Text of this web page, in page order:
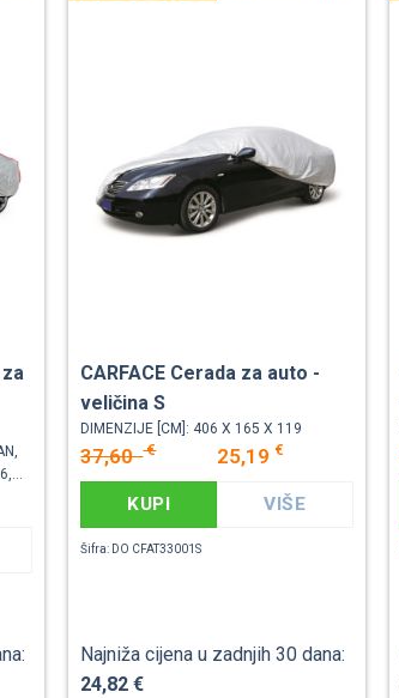
CARFACE Cerada za auto -
veličina S
DIMENZIJE [CM]: 406 X 165 X 119
37,60€ 25,19 €
KUPI VIŠE
Šifra: DO CFAT33001S
Najniža cijena u zadnjih 30 dana:
24,82 €